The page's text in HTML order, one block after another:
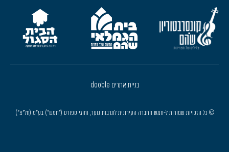
© כל הזכויות שמורות ל-חמש החברה העירונית לתרבות נוער, וחוגי ספורט ("חמש") בע"מ (חל"צ")
בניית אתרים dooble